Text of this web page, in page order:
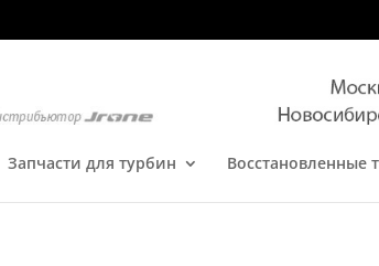
Запчасти для турбин Восстановленные